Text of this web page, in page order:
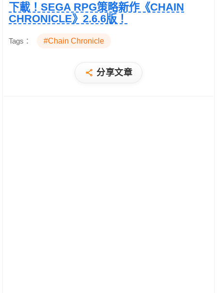
下載！SEGA RPG策略新作《CHAIN
CHRONICLE》2.6.6版！
Tags： #Chain Chronicle
分享文章